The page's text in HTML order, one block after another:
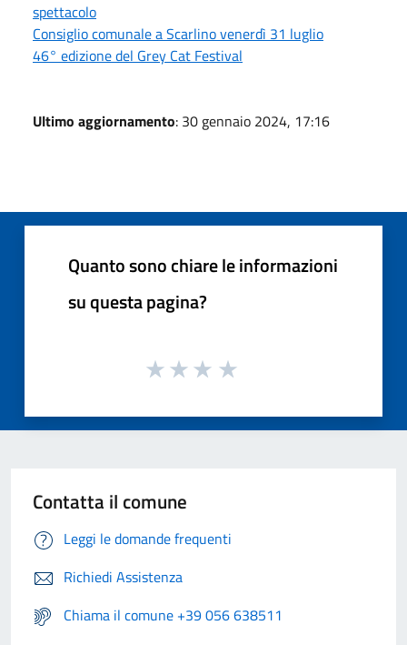
spettacolo
Consiglio comunale a Scarlino venerdì 31 luglio
46° edizione del Grey Cat Festival
Ultimo aggiornamento: 30 gennaio 2024, 17:16
Quanto sono chiare le informazioni
su questa pagina?
Contatta il comune
Leggi le domande frequenti
Richiedi Assistenza
Chiama il comune +39 056 638511